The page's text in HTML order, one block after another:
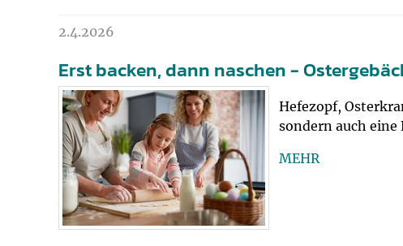
2.4.2026
Erst backen, dann naschen -
Hefezopf,
sondern auch
MEHR